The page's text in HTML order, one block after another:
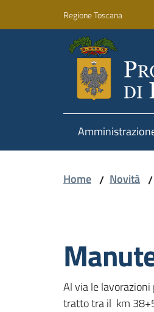
Vai al contenuto
Vai alla navigazione
Regione Toscana
Home / Novità /
Al via le
tratto tra il  km